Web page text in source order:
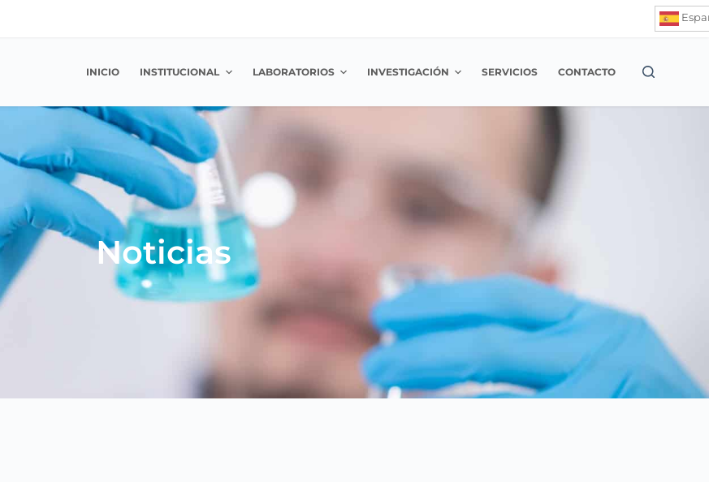
INICIO INSTITUCIONAL LABORATORIOS INVESTIGACIÓN SERVICIOS CONTACTO
Noticias